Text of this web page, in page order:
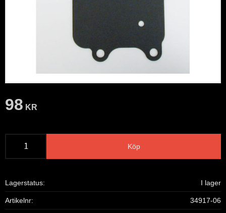
98 KR
Köp
Lagerstatus I lager
Artikelnr 34917-06